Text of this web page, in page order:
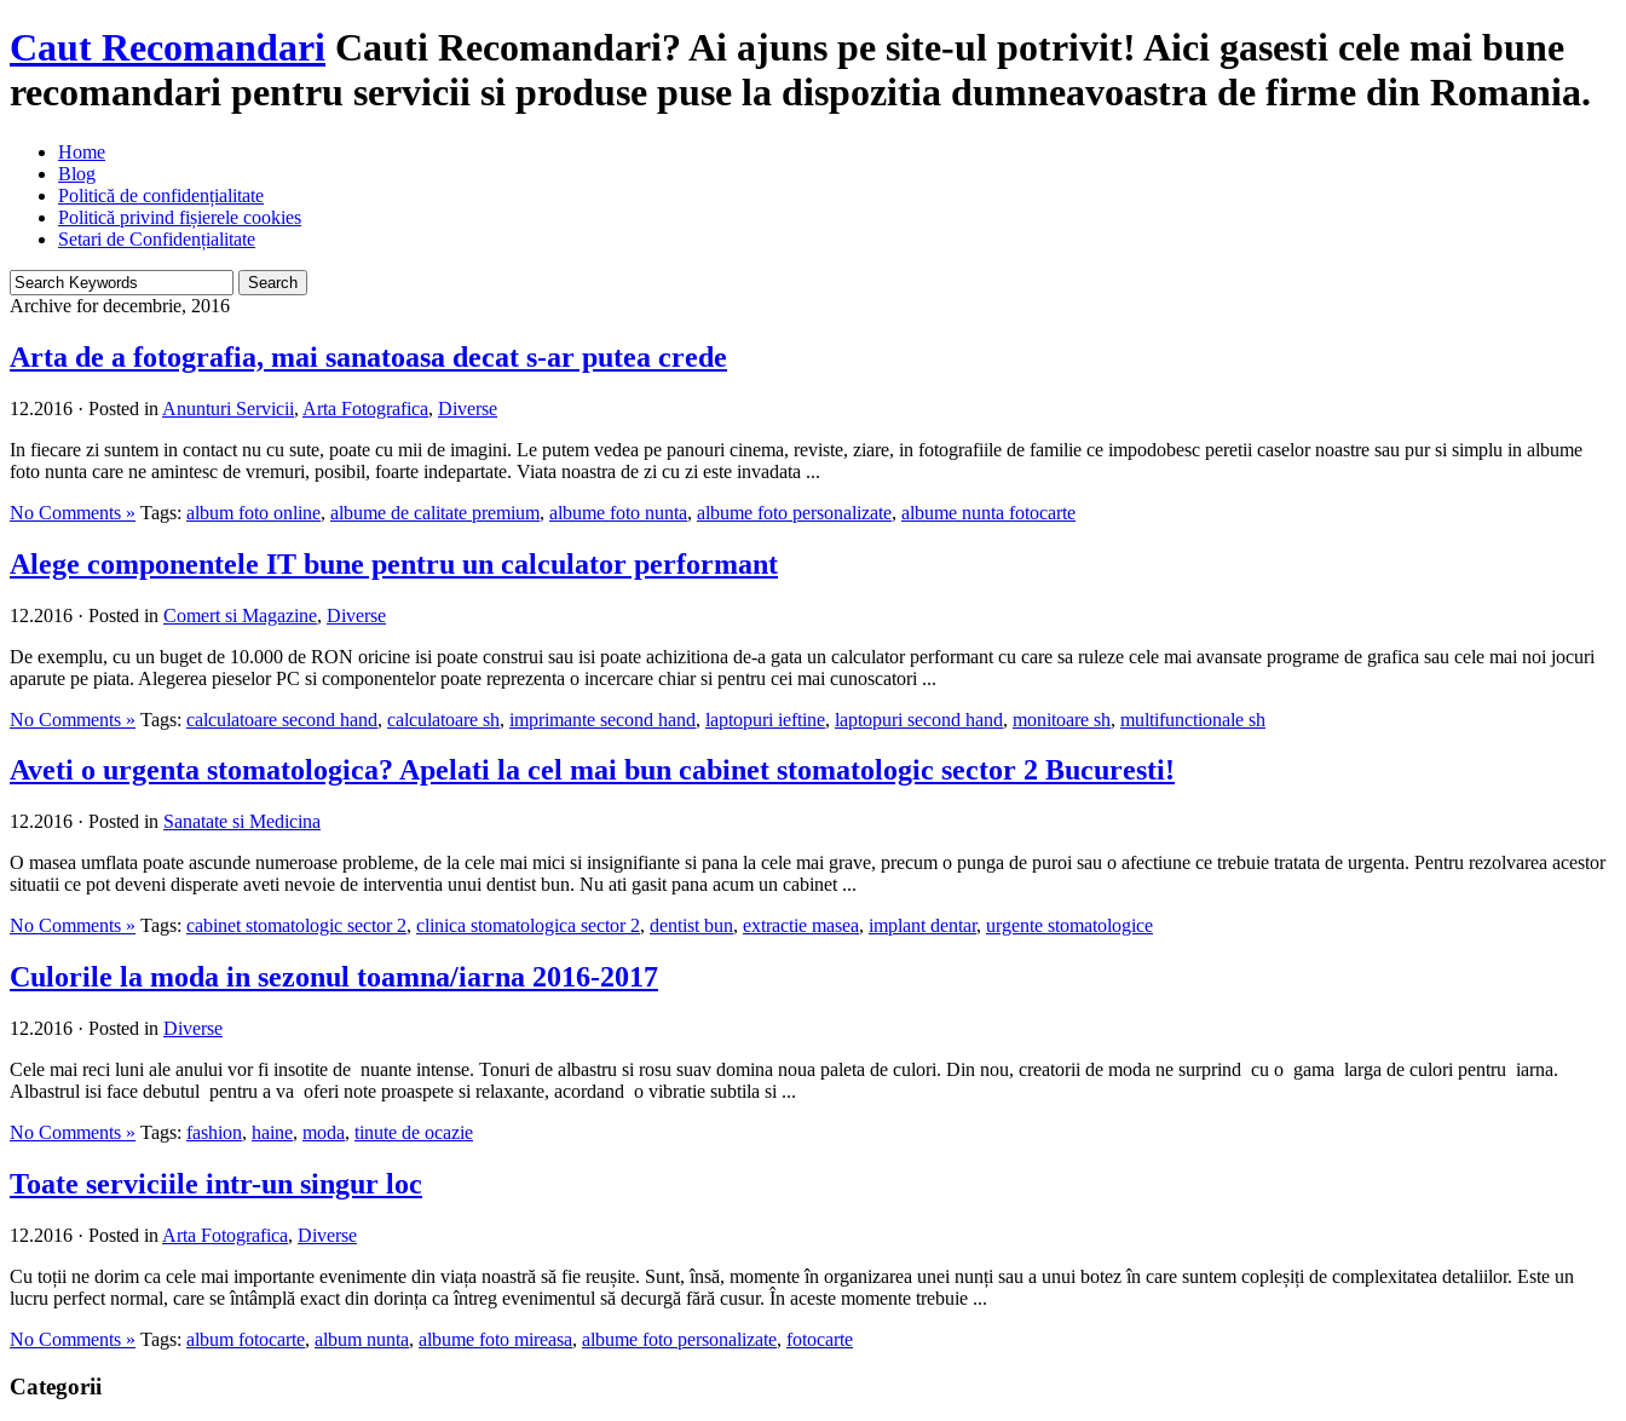
Caut Recomandari Cauti Recomandari? Ai ajuns pe site-ul potrivit! Aici gasesti cele mai bune
recomandari pentru servicii si produse puse la dispozitia dumneavoastra de firme din Romania.
Home
Blog
Politică de confidențialitate
Politică privind fișierele cookies
Setari de Confidențialitate
Archive for decembrie, 2016
Arta de a fotografia, mai sanatoasa decat s-ar putea crede
12.2016 · Posted in Anunturi Servicii, Arta Fotografica, Diverse
In fiecare zi suntem in contact nu cu sute, poate cu mii de imagini. Le putem vedea pe panouri cinema, reviste, ziare, in fotografiile de familie ce impodobesc peretii caselor noastre sau pur si simplu in albume
foto nunta care ne amintesc de vremuri, posibil, foarte indepartate. Viata noastra de zi cu zi este invadata ...
No Comments » Tags: album foto online, albume de calitate premium, albume foto nunta, albume foto personalizate, albume nunta fotocarte
Alege componentele IT bune pentru un calculator performant
12.2016 · Posted in Comert si Magazine, Diverse
De exemplu, cu un buget de 10.000 de RON oricine isi poate construi sau isi poate achizitiona de-a gata un calculator performant cu care sa ruleze cele mai avansate programe de grafica sau cele mai noi jocuri
aparute pe piata. Alegerea pieselor PC si componentelor poate reprezenta o incercare chiar si pentru cei mai cunoscatori ...
No Comments » Tags: calculatoare second hand, calculatoare sh, imprimante second hand, laptopuri ieftine, laptopuri second hand, monitoare sh, multifunctionale sh
Aveti o urgenta stomatologica? Apelati la cel mai bun cabinet stomatologic sector 2 Bucuresti!
12.2016 · Posted in Sanatate si Medicina
O masea umflata poate ascunde numeroase probleme, de la cele mai mici si insignifiante si pana la cele mai grave, precum o punga de puroi sau o afectiune ce trebuie tratata de urgenta. Pentru rezolvarea acestor
situatii ce pot deveni disperate aveti nevoie de interventia unui dentist bun. Nu ati gasit pana acum un cabinet ...
No Comments » Tags: cabinet stomatologic sector 2, clinica stomatologica sector 2, dentist bun, extractie masea, implant dentar, urgente stomatologice
Culorile la moda in sezonul toamna/iarna 2016-2017
12.2016 · Posted in Diverse
Cele mai reci luni ale anului vor fi insotite de nuante intense. Tonuri de albastru si rosu suav domina noua paleta de culori. Din nou, creatorii de moda ne surprind cu o gama larga de culori pentru iarna.
Albastrul isi face debutul pentru a va oferi note proaspete si relaxante, acordand o vibratie subtila si ...
No Comments » Tags: fashion, haine, moda, tinute de ocazie
Toate serviciile intr-un singur loc
12.2016 · Posted in Arta Fotografica, Diverse
Cu toții ne dorim ca cele mai importante evenimente din viața noastră să fie reușite. Sunt, însă, momente în organizarea unei nunți sau a unui botez în care suntem copleșiți de complexitatea detaliilor. Este un
lucru perfect normal, care se întâmplă exact din dorința ca întreg evenimentul să decurgă fără cusur. În aceste momente trebuie ...
No Comments » Tags: album fotocarte, album nunta, albume foto mireasa, albume foto personalizate, fotocarte
Categorii